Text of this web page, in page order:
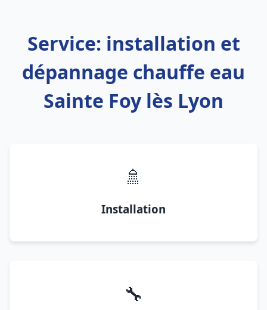
Service: installation et
dépannage chauffe eau
Sainte Foy lès Lyon
🚿
Installation
🔧